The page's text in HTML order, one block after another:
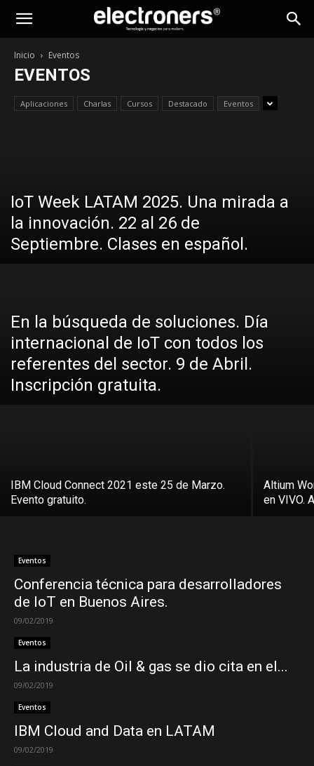
Inicio Eventos
EVENTOS
Aplicaciones Charlas Cursos Destacado Eventos
IoT Week LATAM 2025. Una mirada a
la innovación. 22 al 26 de
Septiembre. Clases en español.
En la búsqueda de soluciones. Día
internacional de IoT con todos los
referentes del sector. 9 de Abril.
Inscripción gratuita.
IBM Cloud Connect 2021 este 25 de Marzo.
Evento gratuito.
Altium
en VIVO.
Eventos
Conferencia técnica para desarrolladores
de IoT en Buenos Aires.
09/02/2019
Eventos
La industria de Oil & gas se dio cita en el...
09/02/2019
Eventos
IBM Cloud and Data en LATAM
09/02/2019